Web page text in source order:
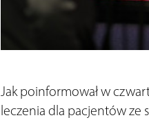
Jak poinformował w
leczenia dla pacjentów ze